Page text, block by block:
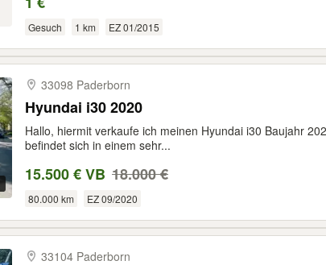
Gesuch 1 km EZ 01/2015
33098 Paderborn
Hyundai i30 2020
Hallo, hiermit verkaufe ich meinen Hyundai i30 Baujahr
befindet sich in einem sehr...
15.500 € VB 18.000 €
80.000 km EZ 09/2020
33104 Paderborn